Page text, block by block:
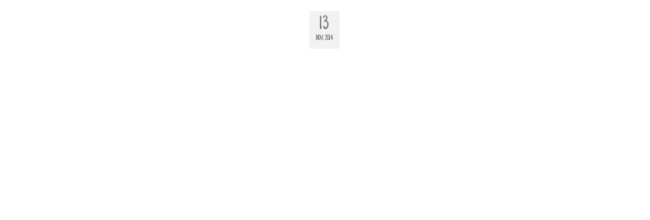
13
NOV. 2014